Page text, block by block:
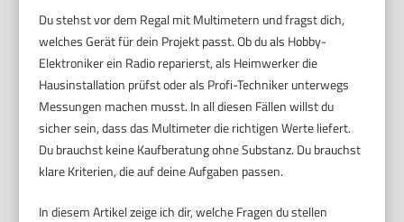
Du stehst vor dem Regal mit Multimetern und fragst dich,
welches Gerät für dein Projekt passt. Ob du als Hobby-
Elektroniker ein Radio reparierst, als Heimwerker die
Hausinstallation prüfst oder als Profi-Techniker unterwegs
Messungen machen musst. In all diesen Fällen willst du
sicher sein, dass das Multimeter die richtigen Werte liefert.
Du brauchst keine Kaufberatung ohne Substanz. Du brauchst
klare Kriterien, die auf deine Aufgaben passen.
In diesem Artikel zeige ich dir, welche Fragen du stellen